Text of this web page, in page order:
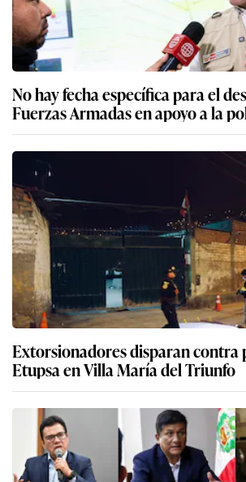
No hay fecha específica para el
Fuerzas Armadas en apoyo a la
Extorsionadores disparan contra
Etupsa en Villa María del Triunfo